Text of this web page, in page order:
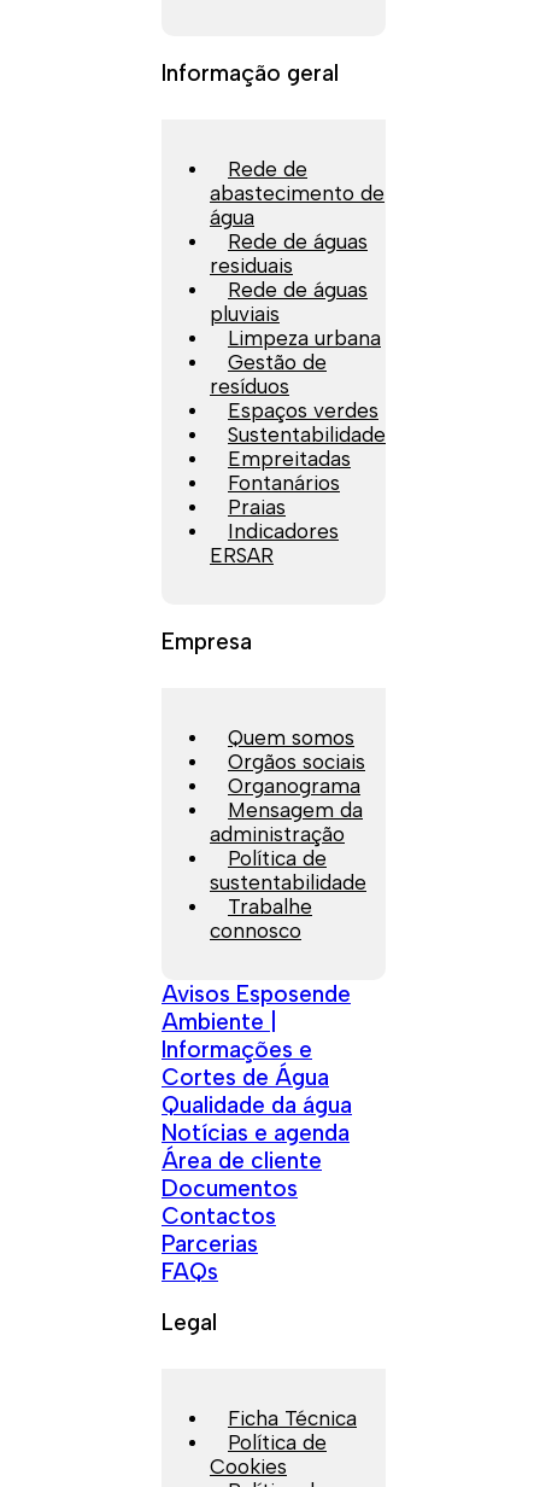
Informação geral
Rede de
abastecimento de
água
Rede de águas
residuais
Rede de águas
pluviais
Limpeza urbana
Gestão de
resíduos
Espaços verdes
Sustentabilidade
Empreitadas
Fontanários
Praias
Indicadores
ERSAR
Empresa
Quem somos
Orgãos sociais
Organograma
Mensagem da
administração
Política de
sustentabilidade
Trabalhe
connosco
Avisos Esposende
Ambiente |
Informações e
Cortes de Água
Qualidade da água
Notícias e agenda
Área de cliente
Documentos
Contactos
Parcerias
FAQs
Legal
Ficha Técnica
Política de
Cookies